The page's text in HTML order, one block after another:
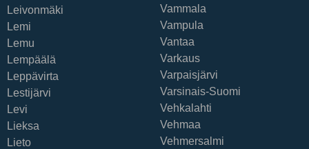
Leivonmäki
Lemi
Lemu
Lempäälä
Leppävirta
Lestijärvi
Levi
Lieksa
Lieto
Vammala
Vampula
Vantaa
Varkaus
Varpaisjärvi
Varsinais-Suomi
Vehkalahti
Vehmaa
Vehmersalmi